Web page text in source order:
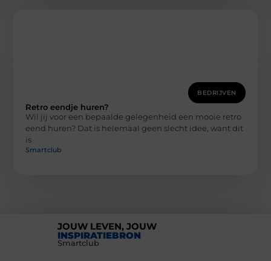
BEDRIJVEN
Retro eendje huren?
Wil jij voor een bepaalde gelegenheid een mooie retro
eend huren? Dat is helemaal geen slecht idee, want dit
is
Smartclub
JOUW LEVEN, JOUW
INSPIRATIEBRON
Smartclub